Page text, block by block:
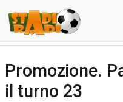
Promozione.
il turno 23